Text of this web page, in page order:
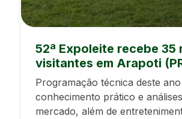
52ª Expoleite recebe 35
visitantes em Arapoti
Programação técnica deste
conhecimento prático e
mercado, além de